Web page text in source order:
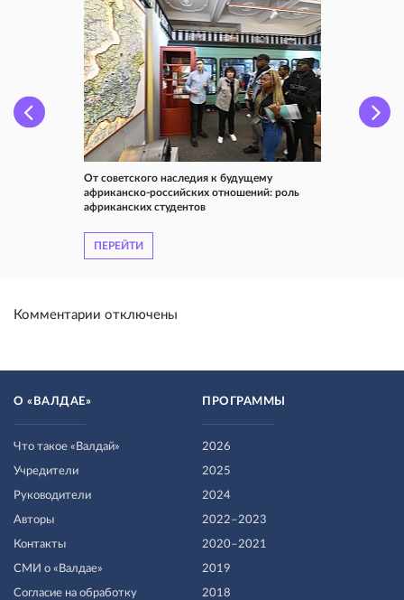
От советского наследия к будущему
африканско-российских отношений: роль
африканских студентов
ПЕРЕЙТИ
Комментарии отключены
О «ВАЛДАЕ»
Что такое «Валдай»
Учредители
Руководители
Авторы
Контакты
СМИ о «Валдае»
Согласие на обработку
ПРОГРАММЫ
2026
2025
2024
2022–2023
2020–2021
2019
2018